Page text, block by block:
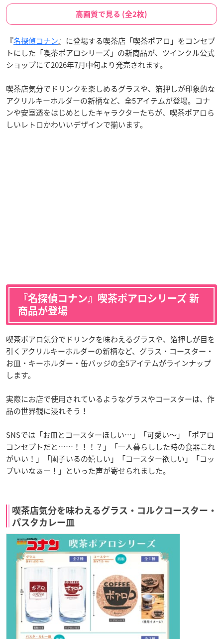
高画質で見る (全2枚)
『名探偵コナン』に登場する喫茶店「喫茶ポアロ」をコンセプ
トにした「喫茶ポアロシリーズ」の新商品が、ツインクル公式
ショップにて2026年7月中旬より発売されます。
喫茶店気分でドリンクを楽しめるグラスや、箔押しが印象的な
アクリルキーホルダーの新柄など、全5アイテムが登場。コナ
ンや安室透をはじめとしたキャラクターたちが、喫茶ポアロら
しいレトロかわいいデザインで揃います。
『名探偵コナン』喫茶ポアロシリーズ 新
商品が登場
喫茶ポアロ気分でドリンクを味わえるグラスや、箔押しが目を
引くアクリルキーホルダーの新柄など、グラス・コースター・
お皿・キーホルダー・缶バッジの全5アイテムがラインナップ
します。
実際にお店で使用されているようなグラスやコースターは、作
品の世界観に浸れそう！
SNSでは「お皿とコースターほしい…」「可愛い〜」「ポアロ
コンセプトだと……！！！？」「一人暮らしした時の食器これ
がいい！」「園子いるの嬉しい」「コースター欲しい」「コッ
プいいなぁー！」といった声が寄せられました。
喫茶店気分を味わえるグラス・コルクコースター・
パスタカレー皿